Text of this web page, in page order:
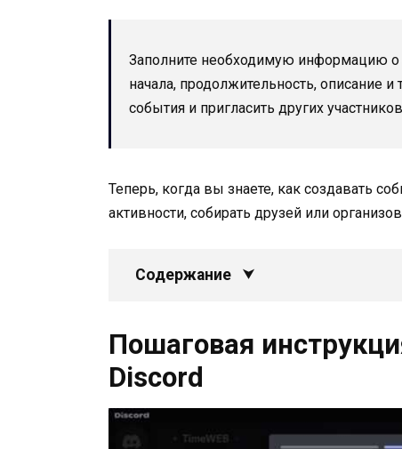
Заполните необходимую информацию о
начала, продолжительность, описание
события и пригласить других
Теперь, когда вы знаете, как создавать
активности, собирать друзей или
Содержание
Пошаговая
Discord